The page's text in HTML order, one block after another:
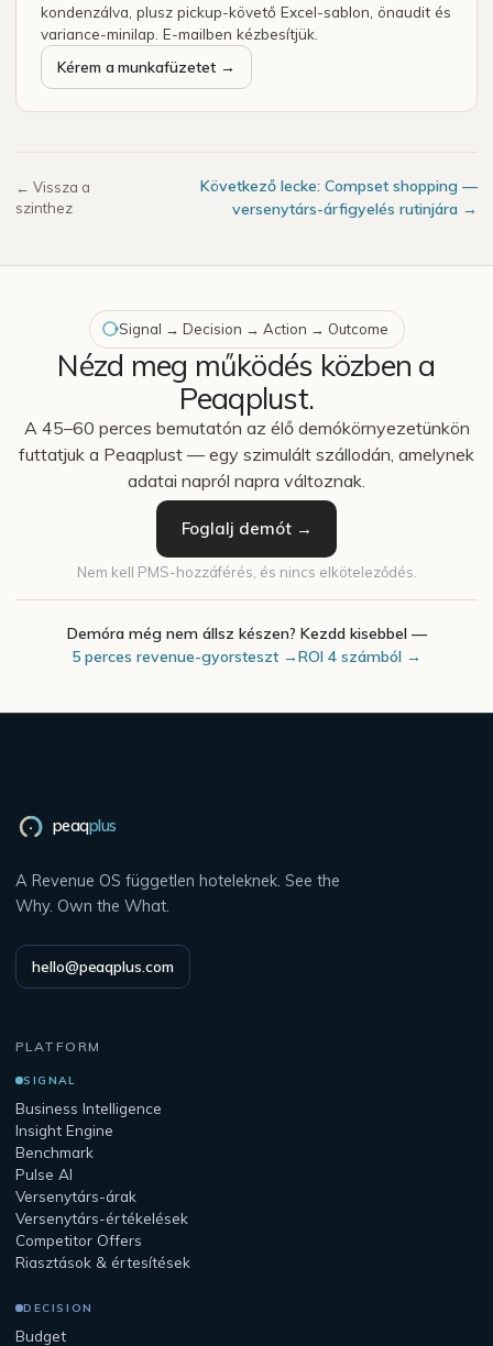
kondenzálva, plusz pickup-követő Excel-sablon, önaudit és
variance-minilap. E-mailben kézbesítjük.
Kérem a munkafüzetet →
← Vissza a
szinthez
Következő lecke: Compset shopping —
versenytárs-árfigyelés rutinjára →
Signal → Decision → Action → Outcome
Nézd meg működés közben a
Peaqplust.
A 45–60 perces bemutatón az élő demókörnyezetünkön
futtatjuk a Peaqplust — egy szimulált szállodán, amelynek
adatai napról napra változnak.
Foglalj demót →
Nem kell PMS-hozzáférés, és nincs elköteleződés.
Demóra még nem állsz készen? Kezdd kisebbel —
5 perces revenue-gyorsteszt →ROI 4 számból →
peaqplus
A Revenue OS független hoteleknek. See the
Why. Own the What.
hello@peaqplus.com
PLATFORM
SIGNAL
Business Intelligence
Insight Engine
Benchmark
Pulse AI
Versenytárs-árak
Versenytárs-értékelések
Competitor Offers
Riasztások & értesítések
DECISION
Budget